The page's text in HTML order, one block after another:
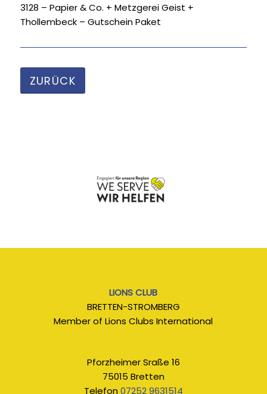
3128 – Papier & Co. + Metzgerei Geist +
Thollembeck – Gutschein Paket
ZURÜCK
LIONS CLUB
BRETTEN-STROMBERG
Member of Lions Clubs International
Pforzheimer Sraße 16
75015 Bretten
Telefon 07252 9631514